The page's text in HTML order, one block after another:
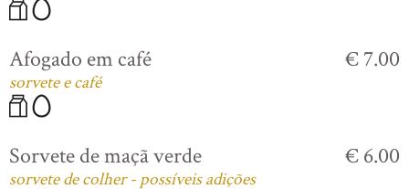
Afogado em café
sorvete e café
€ 7.00
Sorvete de maçã verde
sorvete de colher - possíveis adições
€ 6.00